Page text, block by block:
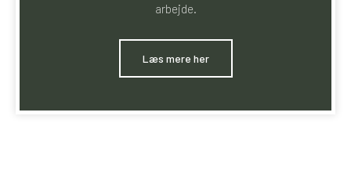
arbejde.
​Læs mere her